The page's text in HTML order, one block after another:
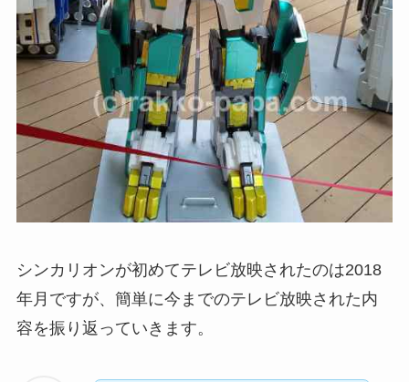
シンカリオンが初めてテレビ放映されたのは2018
年月ですが、簡単に今までのテレビ放映された内
容を振り返っていきます。